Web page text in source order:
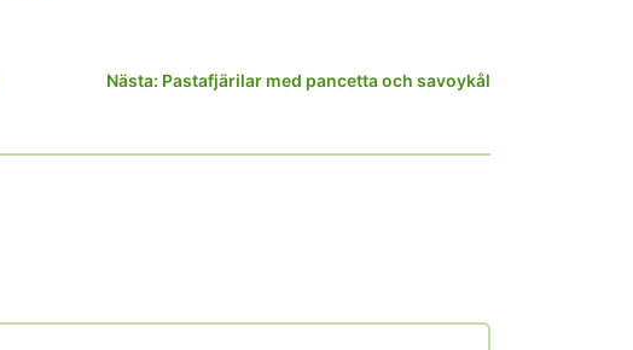
Nästa: Pastafjärilar med pancetta och savoykål